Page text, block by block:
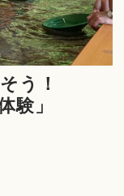
う！
験」